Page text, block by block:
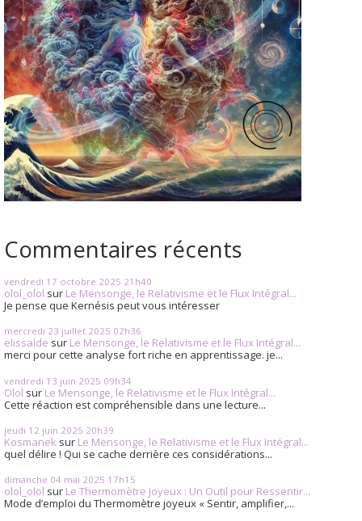
Commentaires récents
vendredi 17 octobre 2025 21h40
olol_olol sur Le Mensonge, le Relativisme et le Flux Intégral...
Je pense que Kernésis peut vous intéresser
mercredi 23 juillet 2025 02h36
elissalde sur Le Mensonge, le Relativisme et le Flux Intégral...
merci pour cette analyse fort riche en apprentissage. je...
vendredi 13 juin 2025 09h34
Olol sur Le Mensonge, le Relativisme et le Flux Intégral...
Cette réaction est compréhensible dans une lecture...
jeudi 12 juin 2025 20h39
Kosmanek sur Le Mensonge, le Relativisme et le Flux Intégral...
quel délire ! Qui se cache derrière ces considérations...
dimanche 04 mai 2025 17h15
olol_olol sur Le Thermomètre Joyeux : Un Outil pour Ressentir...
Mode d’emploi du Thermomètre joyeux « Sentir, amplifier,...